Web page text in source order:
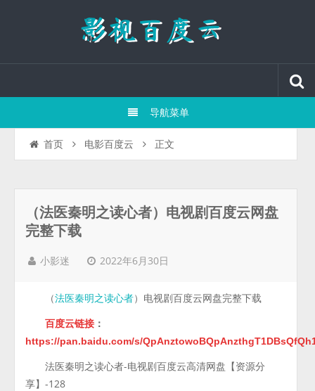
导航菜单
首页 电影百度云 正文
（法医秦明之读心者）电视剧百度云网盘
完整下载
小影迷 2022年6月30日
（法医秦明之读心者）电视剧百度云网盘完整下载
百度云链接 ：
https://pan.baidu.com/s/
法医秦明之读心者-电视剧百度云高清网盘【资源分
享】-128